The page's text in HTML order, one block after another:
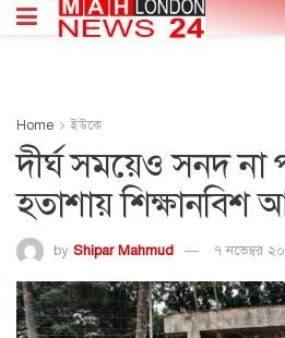
Home ইউকে
দীর্ঘ সময়েও সনদ না
হতাশায় শিক্ষানবিশ
by Shipar Mahmud ৭ নভেম্বর